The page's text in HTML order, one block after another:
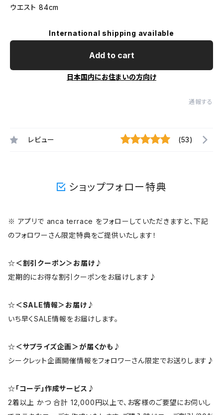
ウエスト 84cm
International shipping available
Add to cart
日本国内にお住まいの方向け
通報する
レビュー (53)
ショップフォロー特典
※ アプリで anca terrace をフォローしていただきますと、下記
のフォロワーさん限定特典をご提供いたします！
☆＜割引クーポン＞お届け♪
定期的にお得な割引クーポンをお届けします♪
☆＜SALE情報＞お届け♪
いち早くSALE情報をお届けします。
☆＜サプライズ企画＞が届くかも♪
シークレット企画開催情報をフォロワーさん限定でお送りします♪
☆「コーデ」作成サービス♪
2着以上 かつ 合計 12,000円以上で、お客様のご要望にお伺いし